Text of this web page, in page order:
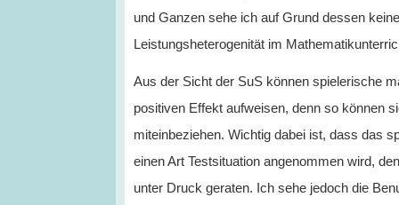
und Ganzen sehe ich auf Grund dessen
Leistungsheterogenität im
Aus der Sicht der SuS können spielerische
positiven Effekt aufweisen, denn so können
miteinbeziehen. Wichtig dabei ist, dass das
einen Art Testsituation angenommen wird,
unter Druck geraten. Ich sehe jedoch die